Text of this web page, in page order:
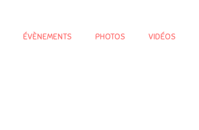
ÉVÈNEMENTS PHOTOS VIDÉOS